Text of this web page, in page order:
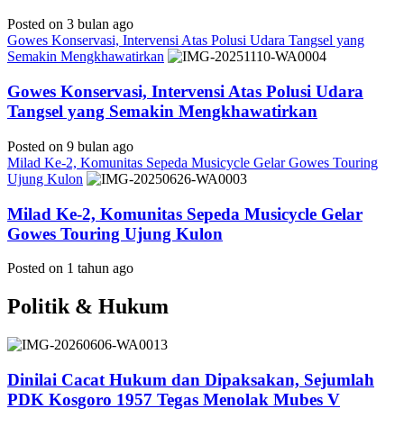
Posted on 3 bulan ago
Gowes Konservasi, Intervensi Atas Polusi Udara Tangsel yang
Semakin Mengkhawatirkan
Gowes Konservasi, Intervensi Atas Polusi Udara
Tangsel yang Semakin Mengkhawatirkan
Posted on 9 bulan ago
Milad Ke-2, Komunitas Sepeda Musicycle Gelar Gowes Touring
Ujung Kulon
Milad Ke-2, Komunitas Sepeda Musicycle Gelar
Gowes Touring Ujung Kulon
Posted on 1 tahun ago
Politik & Hukum
Dinilai Cacat Hukum dan Dipaksakan, Sejumlah
PDK Kosgoro 1957 Tegas Menolak Mubes V